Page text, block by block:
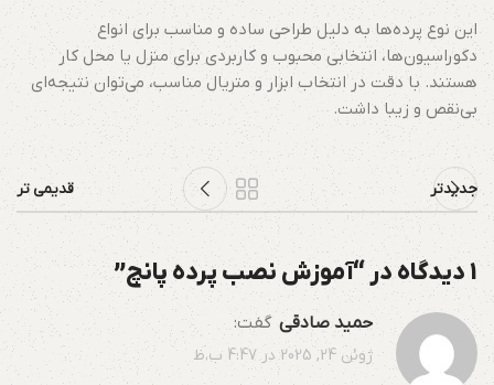
این نوع پرده‌ها به دلیل طراحی ساده و مناسب برای انواع
دکوراسیون‌ها، انتخابی محبوب و کاربردی برای منزل یا محل کار
هستند. با دقت در انتخاب ابزار و متریال مناسب، می‌توان نتیجه‌ای
بی‌نقص و زیبا داشت.
جدیدتر قدیمی تر
1 دیدگاه در “ آموزش نصب پرده پانچ”
حمید صادقی گفت:
ژوئن 24, 2025 در 4:47 ب.ظ